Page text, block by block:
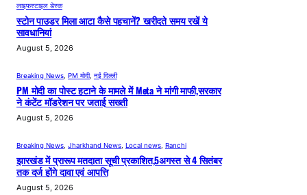
लाइफस्टाइल डेस्क
स्टोन पाउडर मिला आटा कैसे पहचानें? खरीदते समय रखें ये
सावधानियां
August 5, 2026
Breaking News PM मोदी, नई दिल्ली
PM मोदी का पोस्ट हटाने के मामले में Meta ने मांगी माफी,सरकार
ने कंटेंट मॉडरेशन पर जताई सख्ती
August 5, 2026
Breaking News Jharkhand News Local news Ranchi
झारखंड में प्रारूप मतदाता सूची प्रकाशित,5अगस्त से 4 सितंबर
तक दर्ज होंगे दावा एवं आपत्ति
August 5, 2026